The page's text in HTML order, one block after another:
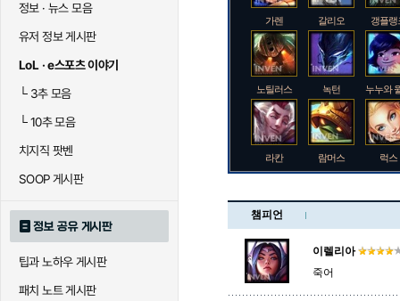
정보 · 뉴스 모음
유저 정보 게시판
LoL · e스포츠 이야기
└3추 모음
└10추 모음
치지직 팟벤
SOOP 게시판
정보 공유 게시판
팁과 노하우 게시판
패치 노트 게시판
가렌 갈리오 갱플랭
노틸러스 녹턴 누누와
라칸 람머스 럭스
말자하 말파이트 멜
챔피언
이렐리아
죽어